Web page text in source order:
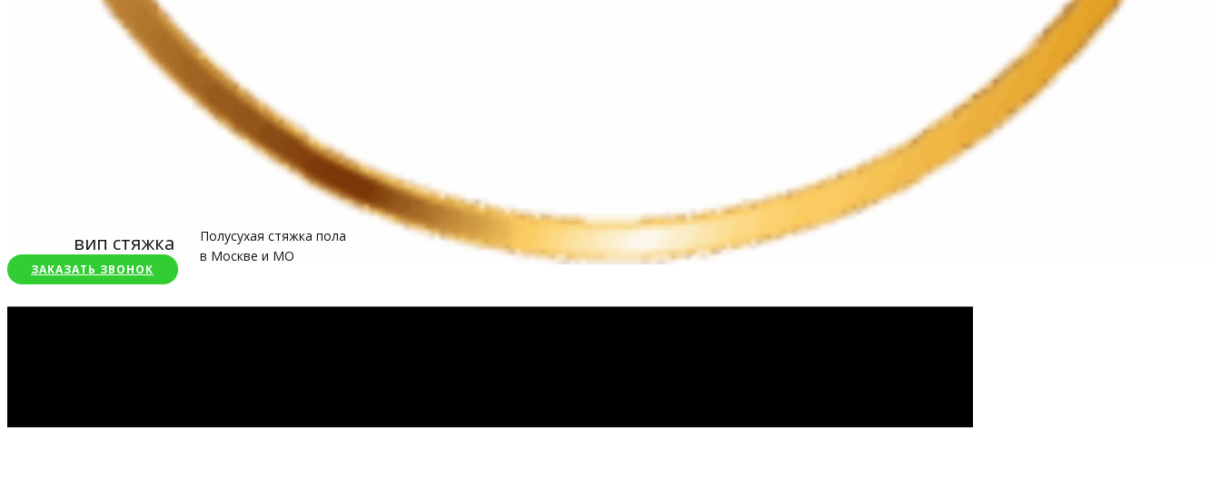
Полусухая стяжка пола
в Москве и МО
вип стяжка
ЗАКАЗАТЬ ЗВОНОК